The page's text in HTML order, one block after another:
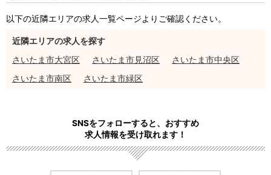
以下の近隣エリアの求人一覧ページよりご確認ください。
近隣エリアの求人を探す
さいたま市大宮区
さいたま市見沼区
さいたま市中央区
さいたま市南区
さいたま市緑区
SNSをフォローすると、おすすめ
求人情報を受け取れます！